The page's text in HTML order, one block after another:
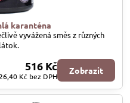
karanténa
vyvážená směs z různých
516 Kč
Kč bez DPH
Zobrazit